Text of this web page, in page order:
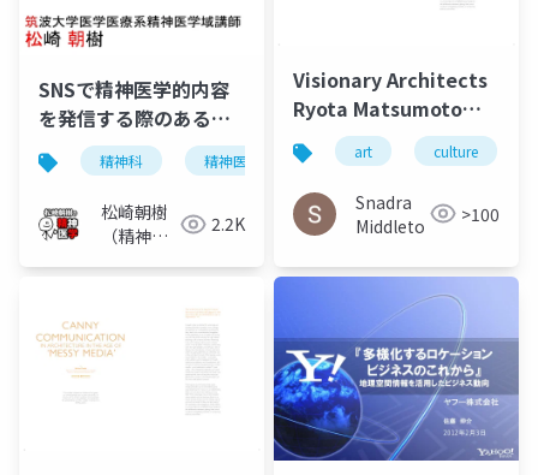
SNSで精神医学的内容
を発信する際のあるべ
き内容について
精神科 精神医学 youtube sns
松崎朝樹
（精神科
2.2K
Visionary Architects
Ryota Matsumoto
and Perry Kulper |
Canny
Communication in
Architecture in the
Helen Castle
art culture
Snadra
Middleto
>100